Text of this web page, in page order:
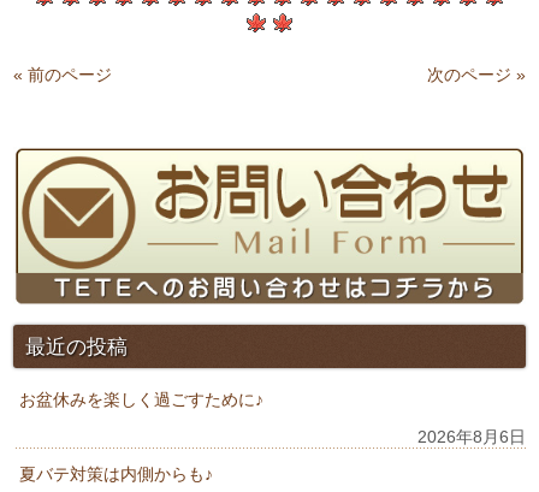
« 前のページ 次のページ »
最近の投稿
お盆休みを楽しく過ごすために♪
2026年8月6日
夏バテ対策は内側からも♪